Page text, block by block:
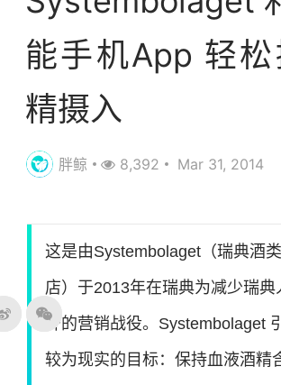
能手机App 轻
精摄入
胖鲸 8,392 Mar 31, 2014
这是由Systembolaget（瑞典酒
店）于2013年在瑞典为减少瑞典
开的营销战役。Systembolaget
较为现实的目标：保持血液酒精